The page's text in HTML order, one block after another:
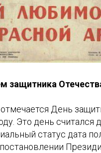
защитника
День
Это день считался
статус дата